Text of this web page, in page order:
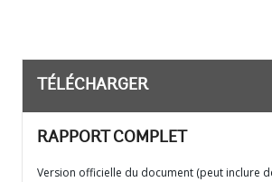
TÉLÉCHARGER
RAPPORT COMPLET
Version officielle du document (peut inclure